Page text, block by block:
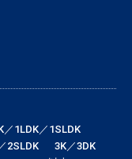
／1LDK／1SLDK
2SLDK
3K／3DK